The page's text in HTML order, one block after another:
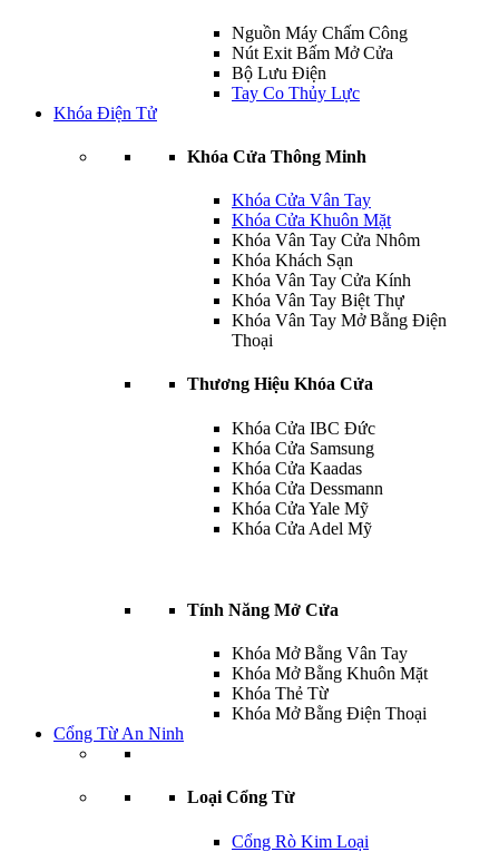
Nguồn Máy Chấm Công
Nút Exit Bấm Mở Cửa
Bộ Lưu Điện
Tay Co Thủy Lực
Khóa Điện Tử
Khóa Cửa Thông Minh
Khóa Cửa Vân Tay
Khóa Cửa Khuôn Mặt
Khóa Vân Tay Cửa Nhôm
Khóa Khách Sạn
Khóa Vân Tay Cửa Kính
Khóa Vân Tay Biệt Thự
Khóa Vân Tay Mở Bằng Điện
Thoại
Thương Hiệu Khóa Cửa
Khóa Cửa IBC Đức
Khóa Cửa Samsung
Khóa Cửa Kaadas
Khóa Cửa Dessmann
Khóa Cửa Yale Mỹ
Khóa Cửa Adel Mỹ
Tính Năng Mở Cửa
Khóa Mở Bằng Vân Tay
Khóa Mở Bằng Khuôn Mặt
Khóa Thẻ Từ
Khóa Mở Bằng Điện Thoại
Cổng Từ An Ninh
Loại Cổng Từ
Cổng Rò Kim Loại